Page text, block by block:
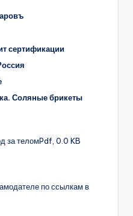
сертификации
Соляные брикеты
за теломPdf, 0.0 KB
по ссылкам в